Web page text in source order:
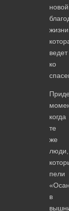
новой
ведет
ко
когда
те
же
люди,
пели
в